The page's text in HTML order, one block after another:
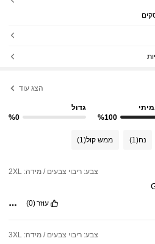
הצג עוד
%100
גדול
%0
נח(1) ממש קול(1)
צבע: ריבוי צבעים / מידה: 2XL
עוזר(0)
צבע: ריבוי צבעים / מידה: 3XL